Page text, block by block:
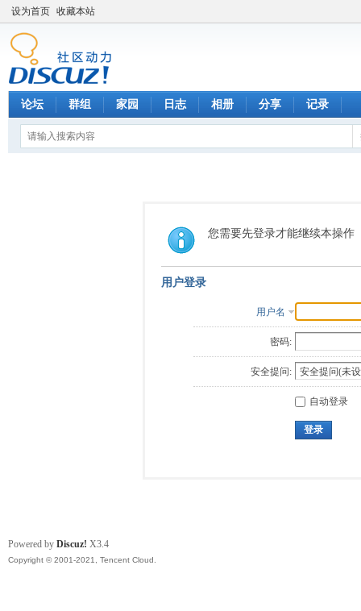
设为首页 收藏本站
论坛 群组 家园 日志 相册 分享 记录
您需要先登录才能继续本操作
用户登录
用户名
密码:
安全提问:
自动登录
登录
Powered by Discuz! X3.4
Copyright © 2001-2021, Tencent Cloud.